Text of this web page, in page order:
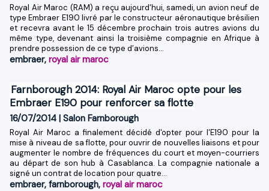
Royal Air Maroc (RAM) a reçu aujourd'hui, samedi, un avion neuf de
type Embraer E190 livré par le constructeur aéronautique brésilien
et recevra avant le 15 décembre prochain trois autres avions du
même type, devenant ainsi la troisième compagnie en Afrique à
prendre possession de ce type d’avions...
embraer, royal air maroc
Farnborough 2014: Royal Air Maroc opte pour les
Embraer E190 pour renforcer sa flotte
16/07/2014 | Salon Farnborough
Royal Air Maroc a finalement décidé d'opter pour l'E190 pour la
mise à niveau de sa flotte, pour ouvrir de nouvelles liaisons et pour
augmenter le nombre de fréquences du court et moyen-courriers
au départ de son hub à Casablanca. La compagnie nationale a
signé un contrat de location pour quatre...
embraer, farnborough, royal air maroc